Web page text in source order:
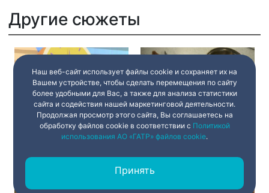
Другие сюжеты
Упражнения для
ягодичных мышц:
секреты красивого тела
Утро добрым …бывает.
Как проснуться с хорошим
настроением
Наш веб-сайт использует файлы cookie и сохраняет их на
Вашем устройстве, чтобы сделать перемещения по сайту
более удобными для Вас, а также для анализа статистики
сайта и содействия нашей маркетинговой деятельности.
Продолжая просмотр этого сайта, Вы соглашаетесь на
обработку файлов cookie в соответствии с Политикой
использования АО «ГАТР» файлов cookie.
Принять